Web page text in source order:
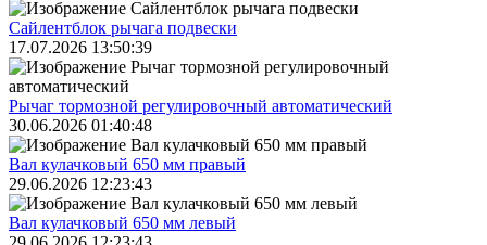
Сайлентблок рычага подвески
17.07.2026 13:50:39
Рычаг тормозной регулировочный автоматический
30.06.2026 01:40:48
Вал кулачковый 650 мм правый
29.06.2026 12:23:43
Вал кулачковый 650 мм левый